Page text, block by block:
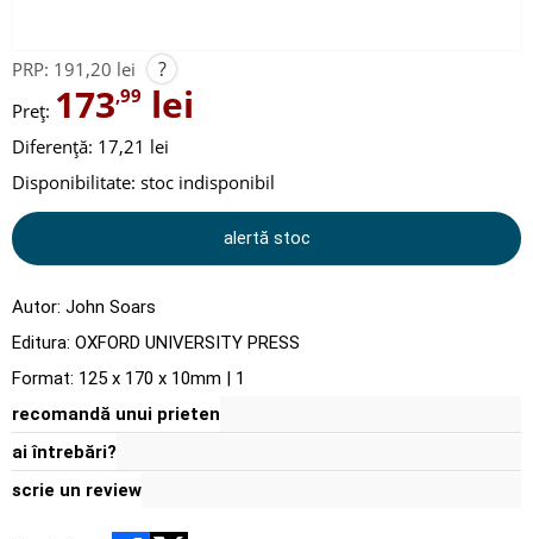
PRP: 191,20 lei ?
Preț: 173,99 lei
Diferență: 17,21 lei
Disponibilitate: stoc indisponibil
alertă stoc
Autor: John Soars
Editura: OXFORD UNIVERSITY PRESS
Format: 125 x 170 x 10mm | 1
recomandă unui prieten
ai întrebări?
scrie un review